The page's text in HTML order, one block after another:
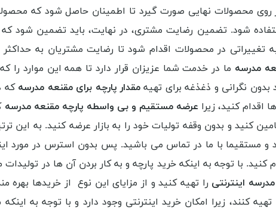
روی محصولات نهایی صورت گیرد تا اطمینان حاصل شود که
شود. تضمین رضایت مشتری، در نهایت، باید تضمین شود که
در محصولات اقدام شود تا رضایت مشتریان به حداکثر
مدرسه ما در خدمت شما عزیزان قرار دارد تا همه این موارد را
نگرانی و ذغذغه برای تهیه مقدار پارچه برای مقنعه مدرسه که
اقدام کنید، زیرا عرضه مستقیم و بی واسطه پارچه مقنعه مدرسه
کنید و بدون وقفه تولیات خود را به بازار عرضه کنید. به این
و مستقیما با ما در تماس می باشید. پس بدون استرس در مورد
با توجه به اینکه خرید پارچه و به کار بردن آن ها در
اینترنتی را تهیه کنید و از مزایای این نوع از خریدها
کنند، زیرا امکان خرید اینترنتی وجود دارد و با توجه به اینکه